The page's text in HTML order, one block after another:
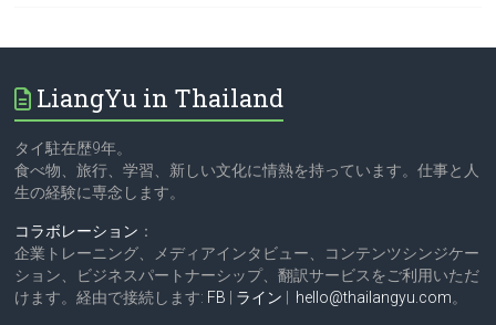
LiangYu in Thailand
タイ駐在歴9年。
食べ物、旅行、学習、新しい文化に情熱を持っています。仕事と人
生の経験に専念します。
コラボレーション ：
企業トレーニング、メディアインタビュー、コンテンツシンジケー
ション、ビジネスパートナーシップ、翻訳サービスをご利用いただ
けます。経由で接続します: FB ライン hello@thailangyu.com。